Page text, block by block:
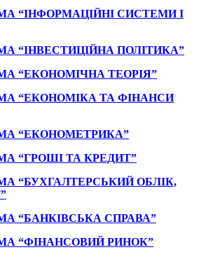
“ІНФОРМАЦІЙНІ СИСТЕМИ І
“ІНВЕСТИЦІЙНА ПОЛІТИКА”
“ЕКОНОМІЧНА ТЕОРІЯ”
“ЕКОНОМІКА ТА ФІНАНСИ
“ЕКОНОМЕТРИКА”
“ГРОШІ ТА КРЕДИТ”
“БУХГАЛТЕРСЬКИЙ ОБЛІК,
“БАНКІВСЬКА СПРАВА”
“ФІНАНСОВИЙ РИНОК”